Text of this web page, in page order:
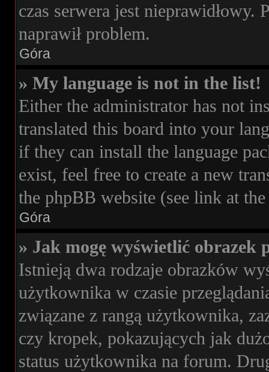
czas serwera jest
naprawił problem.
Góra
» My language is not in the list!
Either the administrator has not
translated this board into your
if they can install the language
exist, feel free to create a new
the phpBB website (see link at
Góra
» Jak mogę wyświetlić
Istnieją dwa rodzaje obrazków
użytkownika w czasie
związane z rangą użytkownika,
czy kropek, pokazujących jak
status użytkownika na forum.